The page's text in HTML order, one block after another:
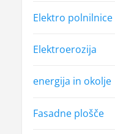
Elektro polnilnice
Elektroerozija
energija in okolje
Fasadne plošče